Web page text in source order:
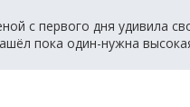
с первого дня удивила
пока один-нужна